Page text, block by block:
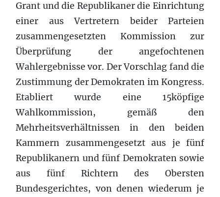
Grant und die Republikaner die Einrichtung
einer aus Vertretern beider Parteien
zusammengesetzten Kommission zur
Überprüfung der angefochtenen
Wahlergebnisse vor. Der Vorschlag fand die
Zustimmung der Demokraten im Kongress.
Etabliert wurde eine 15köpfige
Wahlkommission, gemäß den
Mehrheitsverhältnissen in den beiden
Kammern zusammengesetzt aus je fünf
Republikanern und fünf Demokraten sowie
aus fünf Richtern des Obersten
Bundesgerichtes, von denen wiederum je